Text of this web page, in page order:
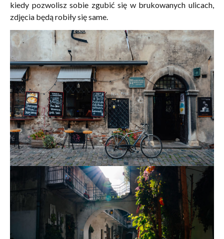
kiedy pozwolisz sobie zgubić się w brukowanych ulicach,
zdjęcia będą robiły się same.